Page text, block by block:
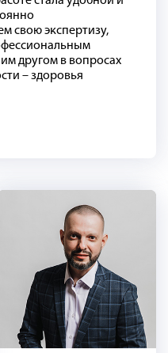
свою экспертизу,
другом в вопросах
– здоровья